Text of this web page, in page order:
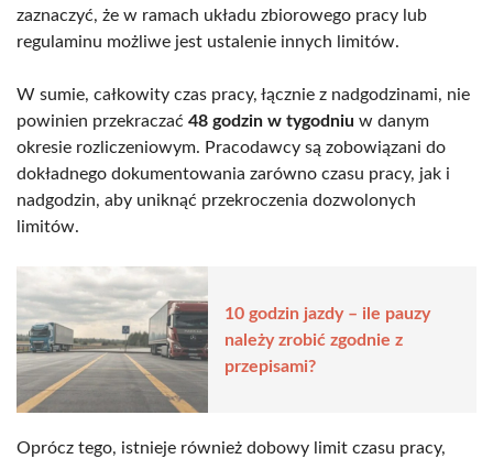
zaznaczyć, że w ramach układu zbiorowego pracy lub
regulaminu możliwe jest ustalenie innych limitów.
W sumie, całkowity czas pracy, łącznie z nadgodzinami, nie
powinien przekraczać 48 godzin w tygodniu w danym
okresie rozliczeniowym. Pracodawcy są zobowiązani do
dokładnego dokumentowania zarówno czasu pracy, jak i
nadgodzin, aby uniknąć przekroczenia dozwolonych
limitów.
10 godzin jazdy – ile pauzy
należy zrobić zgodnie z
przepisami?
Oprócz tego, istnieje również dobowy limit czasu pracy,